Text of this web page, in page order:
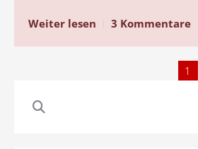
Weiter lesen 3 Kommentare
1